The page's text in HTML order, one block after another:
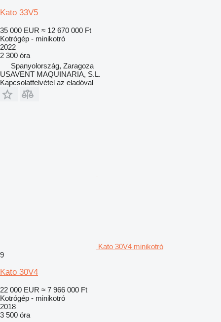
Kato 33V5
35 000 EUR ≈ 12 670 000 Ft
Kotrógép - minikotró
2022
2 300 óra
Spanyolország, Zaragoza
USAVENT MAQUINARIA, S.L.
Kapcsolatfelvétel az eladóval
Kato 30V4 minikotró
9
Kato 30V4
22 000 EUR ≈ 7 966 000 Ft
Kotrógép - minikotró
2018
3 500 óra